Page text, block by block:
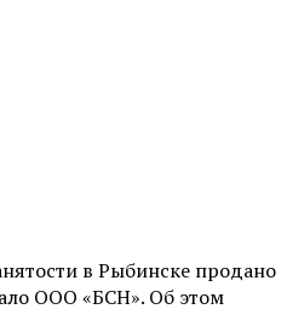
в Рыбинске продано
ООО «БСН». Об этом